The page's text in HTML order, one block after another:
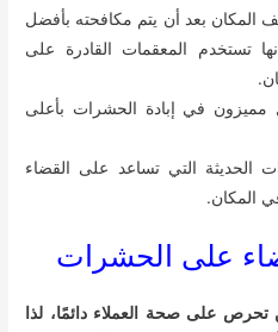
المكان بعد أن يتم مكافحته بأفضل
تستخدم المعقمات القادرة على
مميزون في إبادة الحشرات بأعلى
الحديثة التي تساعد على القضاء
المكان.
على الحشرات
على صحة العملاء دائمًا، لذا